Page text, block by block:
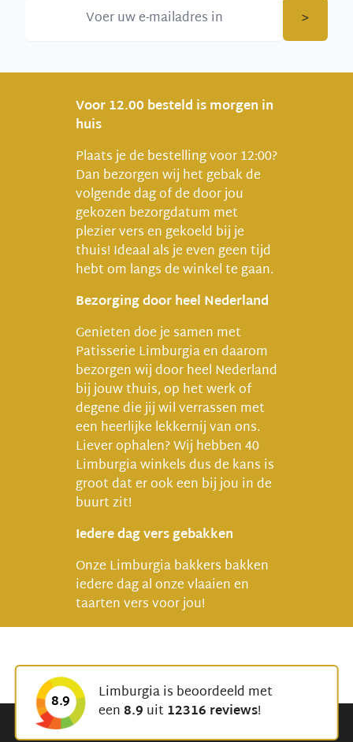
>
Voor 12.00 besteld is morgen in
huis
Plaats je de bestelling voor 12:00?
Dan bezorgen wij het gebak de
volgende dag of de door jou
gekozen bezorgdatum met
plezier vers en gekoeld bij je
thuis! Ideaal als je even geen tijd
hebt om langs de winkel te gaan.
Bezorging door heel Nederland
Genieten doe je samen met
Patisserie Limburgia en daarom
bezorgen wij door heel Nederland
bij jouw thuis, op het werk of
degene die jij wil verrassen met
een heerlijke lekkernij van ons.
Liever ophalen? Wij hebben 40
Limburgia winkels dus de kans is
groot dat er ook een bij jou in de
buurt zit!
Iedere dag vers gebakken
Onze Limburgia bakkers bakken
iedere dag al onze vlaaien en
taarten vers voor jou!
8.9
Limburgia is beoordeeld met
een8.9 uit12316 reviews!